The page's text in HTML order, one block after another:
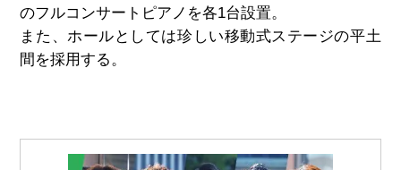
のフルコンサートピアノを各1台設置。
また、ホールとしては珍しい移動式ステージの平土
間を採用する。